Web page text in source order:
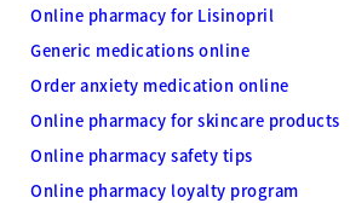
Online pharmacy for Lisinopril
Generic medications online
Order anxiety medication online
Online pharmacy for skincare products
Online pharmacy safety tips
Online pharmacy loyalty program